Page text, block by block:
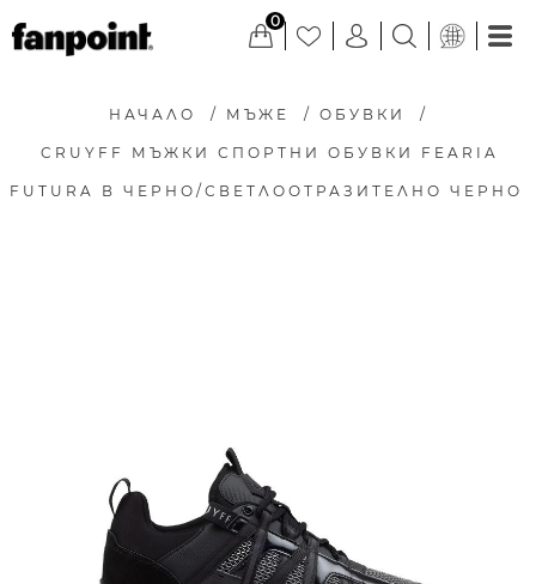
0
НАЧАЛО / МЪЖЕ / ОБУВКИ /
CRUYFF МЪЖКИ СПОРТНИ ОБУВКИ FEARIA
FUTURA В ЧЕРНО/СВЕТЛООТРАЗИТЕЛНО ЧЕРНО